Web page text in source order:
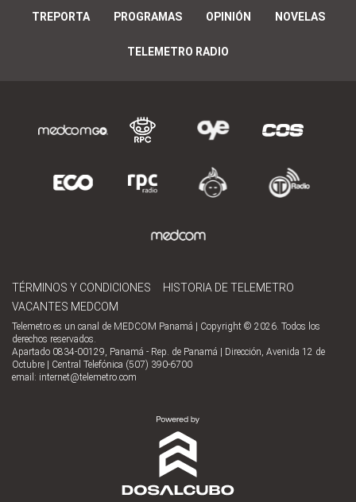
TREPORTA PROGRAMAS OPINIÓN NOVELAS
TELEMETRO RADIO
TÉRMINOS Y CONDICIONES
HISTORIA DE TELEMETRO
VACANTES MEDCOM
Telemetro es un canal de MEDCOM Panamá | Copyright © 2026. Todos los
derechos reservados.
Apartado 0834-00129, Panamá - Rep. de Panamá | Dirección, Avenida 12 de
Octubre | Central Telefónica (507) 390-6700
email: internet@telemetro.com